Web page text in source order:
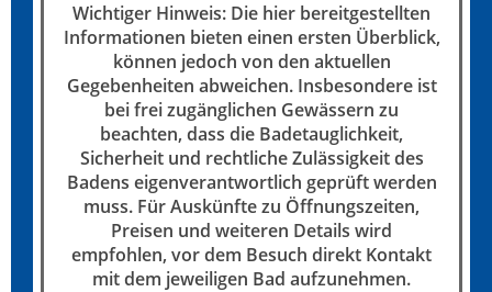
Wichtiger Hinweis: Die hier bereitgestellten
Informationen bieten einen ersten Überblick,
können jedoch von den aktuellen
Gegebenheiten abweichen. Insbesondere ist
bei frei zugänglichen Gewässern zu
beachten, dass die Badetauglichkeit,
Sicherheit und rechtliche Zulässigkeit des
Badens eigenverantwortlich geprüft werden
muss. Für Auskünfte zu Öffnungszeiten,
Preisen und weiteren Details wird
empfohlen, vor dem Besuch direkt Kontakt
mit dem jeweiligen Bad aufzunehmen.